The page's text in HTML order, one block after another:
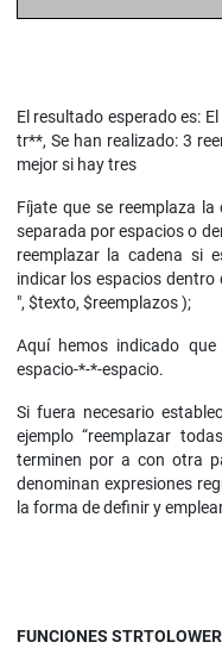
El resultado esperado es:
tr**, Se han realizado: 3
mejor si hay tres
Fíjate que se reemplaza
separada por espacios o
reemplazar la cadena si
indicar los espacios dentro
", $texto, $reemplazos );
Aquí hemos indicado que
espacio-*-*-espacio.
Si fuera necesario
ejemplo “reemplazar
terminen por a con otra
denominan expresiones
la forma de definir y
FUNCIONES